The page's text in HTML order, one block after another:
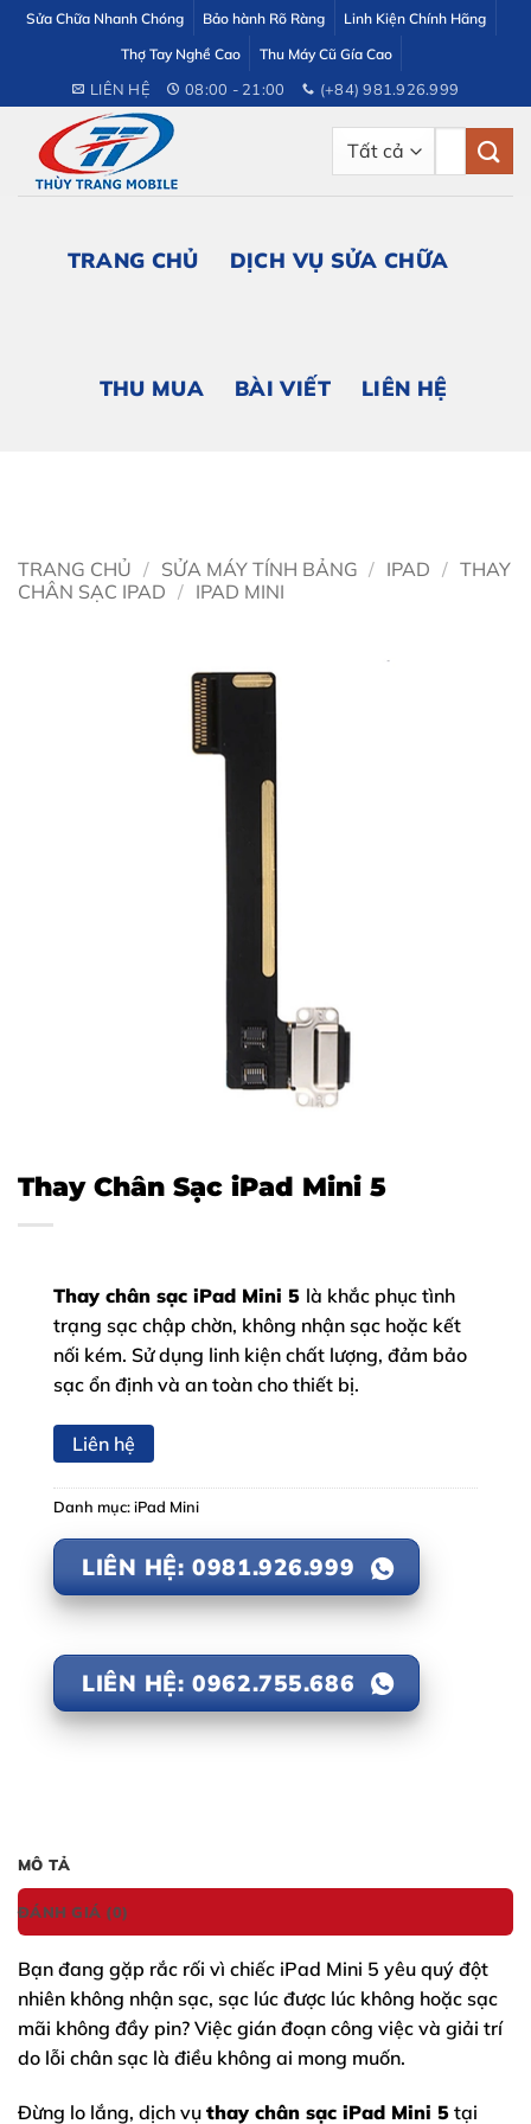
dung
Sửa Chữa Nhanh Chóng Bảo hành Rõ Ràng
Linh Kiện Chính Hãng
Thợ Tay Nghề Cao
Thu Máy Cũ Gía Cao
LIÊN HỆ 08:00 - 21:00 (+84) 981.926.999
TRANG CHỦ DỊCH VỤ SỬA CHỮA
THU MUA BÀI VIẾT LIÊN HỆ
TRANG CHỦ / SỬA MÁY TÍNH BẢNG / IPAD / THAY
CHÂN SẠC IPAD / IPAD MINI
Thay Chân Sạc iPad Mini 5
Thay chân sạc iPad Mini 5 là khắc phục tình
trạng sạc chập chờn, không nhận sạc hoặc kết
nối kém. Sử dụng linh kiện chất lượng, đảm bảo
sạc ổn định và an toàn cho thiết bị.
Liên hệ
Danh mục:iPad Mini
LIÊN HỆ: 0981.926.999
LIÊN HỆ: 0962.755.686
MÔ TẢ
ĐÁNH GIÁ (0)
Bạn đang gặp rắc rối vì chiếc iPad Mini 5 yêu quý đột
nhiên không nhận sạc, sạc lúc được lúc không hoặc sạc
mãi không đầy pin? Việc gián đoạn công việc và giải trí
do lỗi chân sạc là điều không ai mong muốn.
Đừng lo lắng, dịch vụ thay chân sạc iPad Mini 5 tại